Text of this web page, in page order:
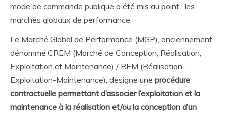
mode de commande publique a été mis au point : les
marchés globaux de performance.
Le Marché Global de Performance (MGP), anciennement
dénommé CREM (Marché de Conception, Réalisation,
Exploitation et Maintenance) / REM (Réalisation-
Exploitation-Maintenance), désigne une procédure
contractuelle permettant d’associer l’exploitation et la
maintenance à la réalisation et/ou la conception d’un